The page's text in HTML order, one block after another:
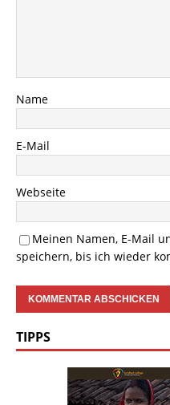
Name
E-Mail
Webseite
Meinen Namen, E-Mail
speichern, bis ich wieder
TIPPS